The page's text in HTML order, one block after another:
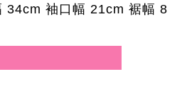
34cm 袖口幅 21cm 裾幅 8